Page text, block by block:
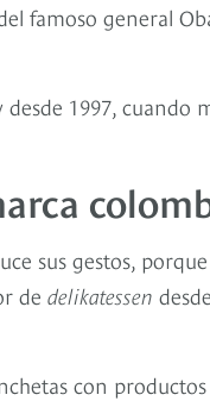
famoso general
1997,
sus gestos,
de delikatessen
con